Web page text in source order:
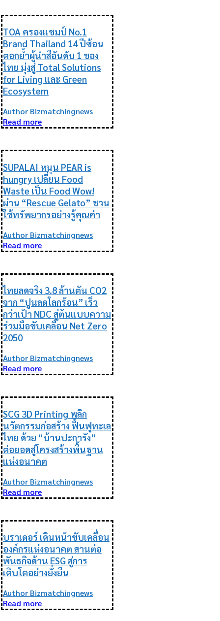
TOA ครองแชมป์ No.1
Brand Thailand 14 ปีซ้อน
ตอกย้ำผู้นำสีอันดับ 1 ของ
ไทย มุ่งสู่ Total Solutions
for Living และ Green
Ecosystem
Author Bizmatchingnews
Read more
SUPALAI หนุน PEAR is
hungry เปลี่ยน Food
Waste เป็น Food Wow!
ผ่าน “Rescue Gelato” ชวน
ใช้ทรัพยากรอย่างรู้คุณค่า
Author Bizmatchingnews
Read more
ไทยลดจริง 3.8 ล้านตัน CO2
จาก “ปูนลดโลกร้อน” เร็ว
กว่าเป้า NDC สู่ต้นแบบความ
ร่วมมือขับเคลื่อน Net Zero
2050
Author Bizmatchingnews
Read more
SCG 3D Printing พลิก
นวัตกรรมก่อสร้าง ฟื้นฟูทะเล
ไทย ด้วย “บ้านปะการัง”
ต่อยอดสู่โครงสร้างพื้นฐาน
แห่งอนาคต
Author Bizmatchingnews
Read more
บราเดอร์ เดินหน้าขับเคลื่อน
องค์กรแห่งอนาคต สานต่อ
พันธกิจด้าน ESG สู่การ
เติบโตอย่างยั่งยืน
Author Bizmatchingnews
Read more